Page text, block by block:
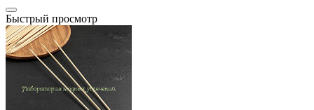
Быстрый просмотр